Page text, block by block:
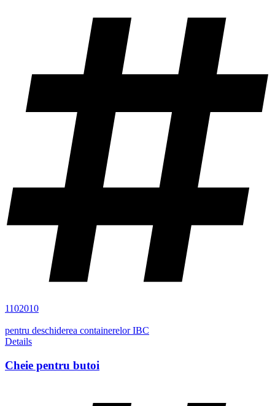
1102010
pentru deschiderea containerelor IBC
Details
Cheie pentru butoi